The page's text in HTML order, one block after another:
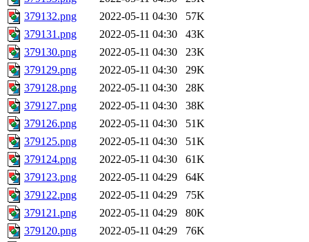
379132.png
2022-05-11 04:30
57K
379131.png
2022-05-11 04:30
43K
379130.png
2022-05-11 04:30
23K
379129.png
2022-05-11 04:30
29K
379128.png
2022-05-11 04:30
28K
379127.png
2022-05-11 04:30
38K
379126.png
2022-05-11 04:30
51K
379125.png
2022-05-11 04:30
51K
379124.png
2022-05-11 04:30
61K
379123.png
2022-05-11 04:29
64K
379122.png
2022-05-11 04:29
75K
379121.png
2022-05-11 04:29
80K
379120.png
2022-05-11 04:29
76K